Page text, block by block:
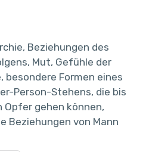
Beziehungen des
Mut, Gefühle der
besondere Formen eines
Person-Stehens, die bis
Opfer gehen können,
Beziehungen von Mann